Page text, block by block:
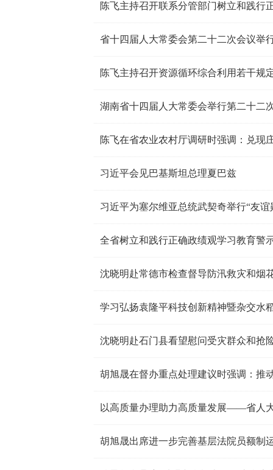
陈飞主持召开联系分管部门树立和践行
省十四届人大常委会第二十二次会议举
陈飞主持召开资源循环综合利用若干规
湖南省十四届人大常委会举行第二十二
习近平会见巴基斯坦总理夏巴兹
习近平为塞尔维亚总统武契奇举行“友谊
沈晓明赴常德市检查督导防汛救灾和烟
沈晓明赴石门县看望慰问受灾群众和抢
以高质量办理助力高质量发展——省人
胡旭晟出席进一步完善基层法院员额制